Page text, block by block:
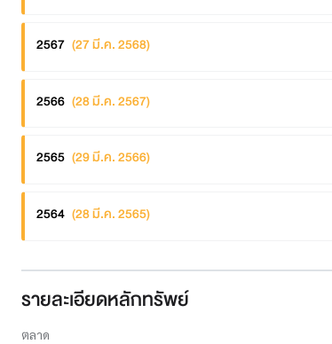
2567 (27 มี.ค. 2568)
2566 (28 มี.ค. 2567)
2565 (29 มี.ค. 2566)
2564 (28 มี.ค. 2565)
รายละเอียดหลักทรัพย์
ตลาด